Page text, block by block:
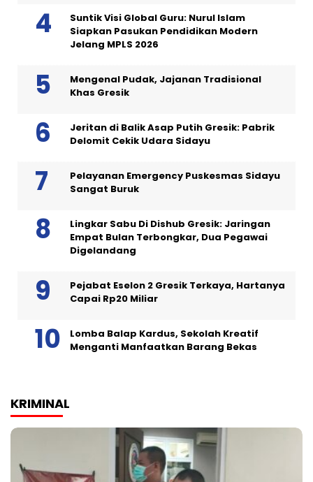
Suntik Visi Global Guru: Nurul Islam
Siapkan Pasukan Pendidikan Modern
Jelang MPLS 2026
Mengenal Pudak, Jajanan Tradisional
Khas Gresik
Jeritan di Balik Asap Putih Gresik: Pabrik
Delomit Cekik Udara Sidayu
Pelayanan Emergency Puskesmas Sidayu
Sangat Buruk
Lingkar Sabu Di Dishub Gresik: Jaringan
Empat Bulan Terbongkar, Dua Pegawai
Digelandang
Pejabat Eselon 2 Gresik Terkaya, Hartanya
Capai Rp20 Miliar
Lomba Balap Kardus, Sekolah Kreatif
Menganti Manfaatkan Barang Bekas
KRIMINAL